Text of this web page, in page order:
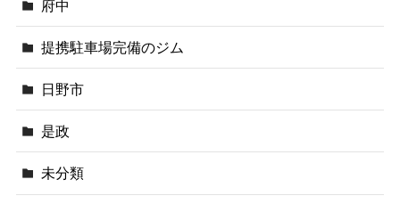
府中
提携駐車場完備のジム
日野市
是政
未分類